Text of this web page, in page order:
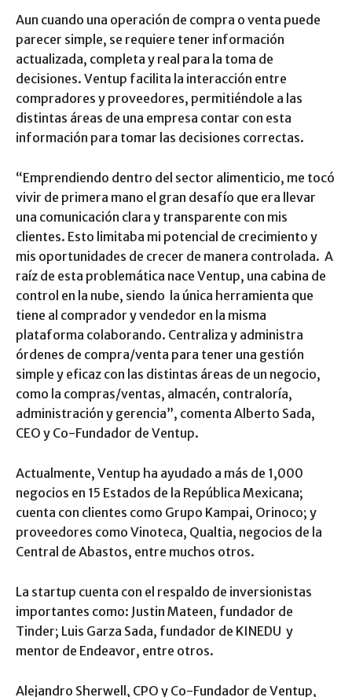
Aun cuando una operación de compra o venta puede
parecer simple, se requiere tener información
actualizada, completa y real para la toma de
decisiones. Ventup facilita la interacción entre
compradores y proveedores, permitiéndole a las
distintas áreas de una empresa contar con esta
información para tomar las decisiones correctas.
“Emprendiendo dentro del sector alimenticio, me tocó
vivir de primera mano el gran desafío que era llevar
una comunicación clara y transparente con mis
clientes. Esto limitaba mi potencial de crecimiento y
mis oportunidades de crecer de manera controlada. A
raíz de esta problemática nace Ventup, una cabina de
control en la nube, siendo la única herramienta que
tiene al comprador y vendedor en la misma
plataforma colaborando. Centraliza y administra
órdenes de compra/venta para tener una gestión
simple y eficaz con las distintas áreas de un negocio,
como la compras/ventas, almacén, contraloría,
administración y gerencia”, comenta Alberto Sada,
CEO y Co-Fundador de Ventup.
Actualmente, Ventup ha ayudado a más de 1,000
negocios en 15 Estados de la República Mexicana;
cuenta con clientes como Grupo Kampai, Orinoco; y
proveedores como Vinoteca, Qualtia, negocios de la
Central de Abastos, entre muchos otros.
La startup cuenta con el respaldo de inversionistas
importantes como: Justin Mateen, fundador de
Tinder; Luis Garza Sada, fundador de KINEDU y
mentor de Endeavor, entre otros.
Alejandro Sherwell, CPO y Co-Fundador de Ventup,